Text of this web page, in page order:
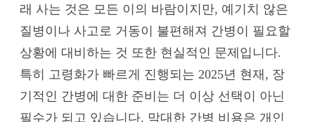
래 사는 것은 모든 이의 바람이지만, 예기치 않은
질병이나 사고로 거동이 불편해져 간병이 필요할
상황에 대비하는 것 또한 현실적인 문제입니다.
특히 고령화가 빠르게 진행되는 2025년 현재, 장
기적인 간병에 대한 준비는 더 이상 선택이 아닌
필수가 되고 있습니다. 막대한 간병 비용은 개인